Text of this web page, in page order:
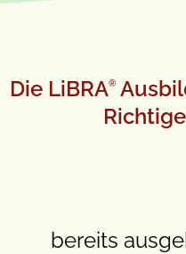
Die LiBRA®
bereits